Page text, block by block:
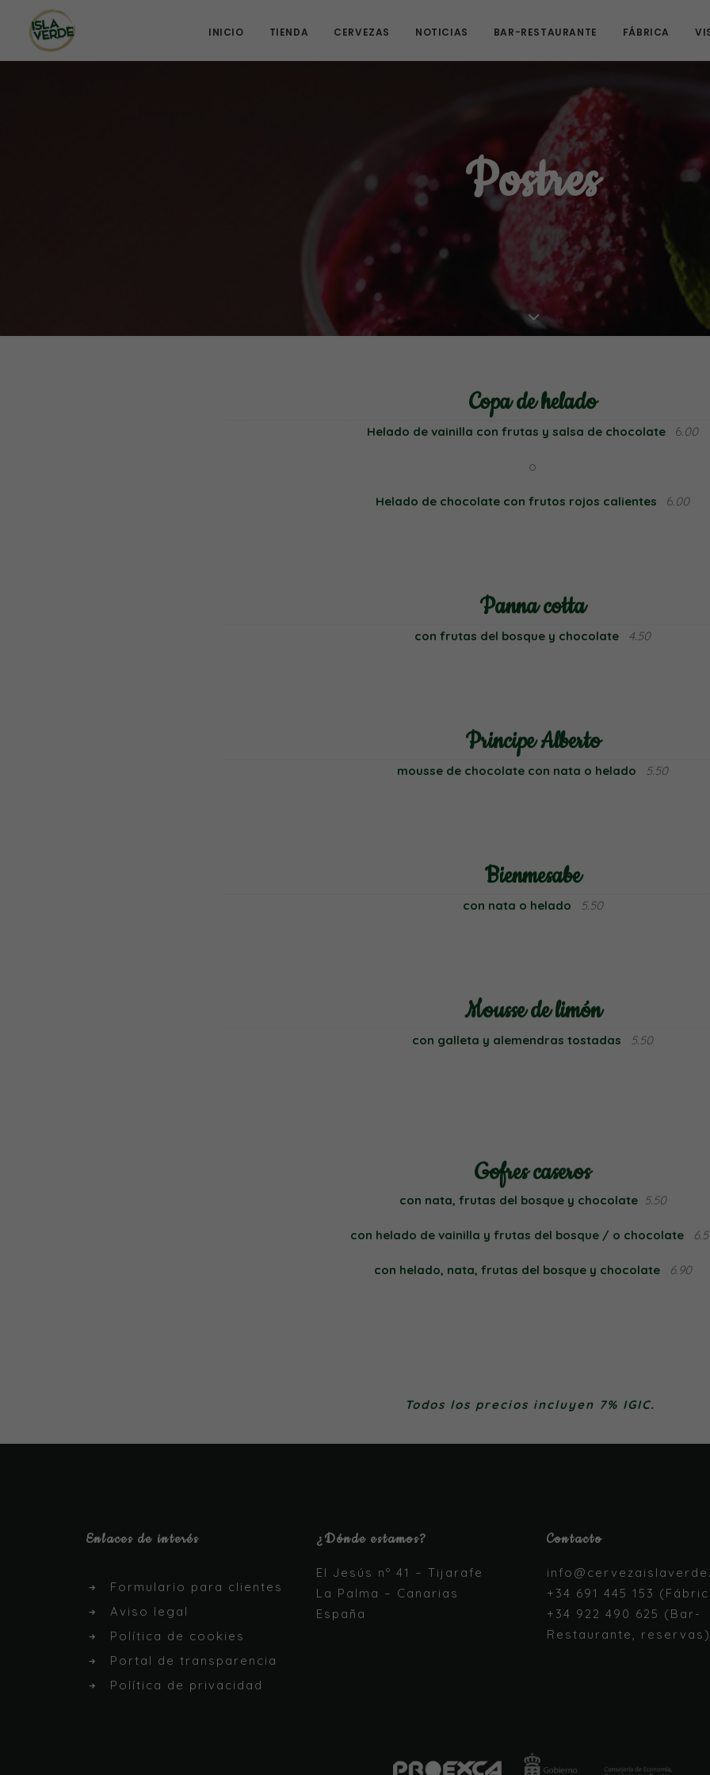
INICIO TIENDA CERVEZAS NOTICIAS BAR-RESTAURANTE FÁBRICA
Postres
Copa de helado
Helado de vainilla con frutas y salsa de chocolate 6.00
o
Helado de chocolate con frutos rojos calientes 6.00
Panna cotta
con frutas del bosque y chocolate 4.50
Principe Alberto
mousse de chocolate con nata o helado 5.50
Bienmesabe
con nata o helado 5.50
Mousse de limón
con galleta y alemendras tostadas 5.50
Gofres caseros
con nata, frutas del bosque y chocolate 5.50
con helado de vainilla y frutas del bosque / o chocolate
con helado, nata, frutas del bosque y chocolate 6.90
Todos los precios incluyen 7% IGIC.
Enlaces de interés
Formulario para clientes
Aviso legal
Política de cookies
Portal de transparencia
Política de privacidad
¿Dónde estamos?
El Jesús nº 41 – Tijarafe
La Palma – Canarias
España
Contacto
+34 691 445 153
+34 922 490 625 (Bar-
Restaurante, reservas)
cookies no
opcionales.
Estadísticas
podamos
mejorar la
funcionalidad